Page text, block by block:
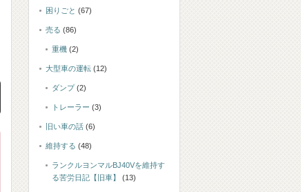
困りごと (67)
売る (86)
重機 (2)
大型車の運転 (12)
ダンプ (2)
トレーラー (3)
旧い車の話 (6)
維持する (48)
ランクルヨンマルBJ40Vを維持す
る苦労日記【旧車】
(13)